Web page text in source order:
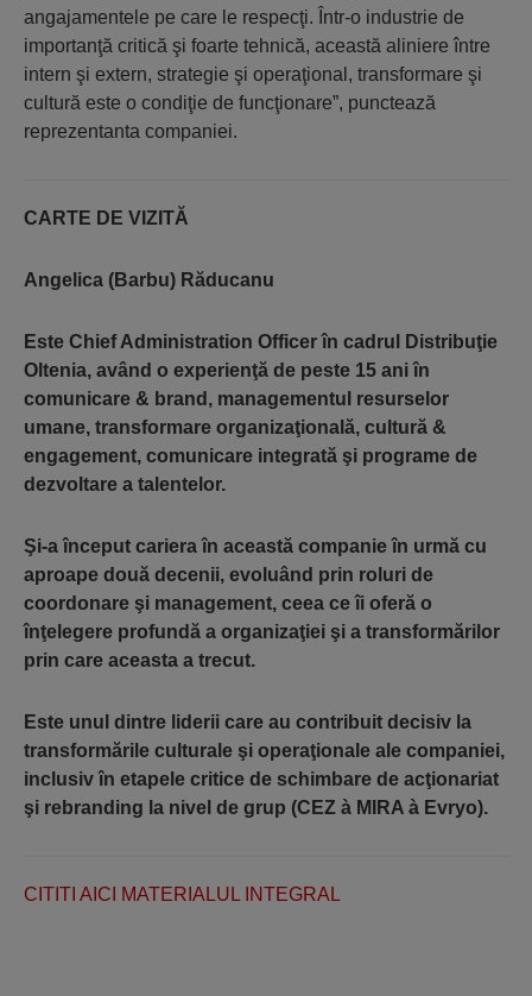
angajamentele pe care le respecţi. Într-o industrie de
importanţă critică şi foarte tehnică, această aliniere între
intern şi extern, strategie şi operaţional, transformare şi
cultură este o condiţie de funcţionare”, punctează
reprezentanta companiei.
CARTE DE VIZITĂ
Angelica (Barbu) Răducanu
Este Chief Administration Officer în cadrul Distribuţie
Oltenia, având o experienţă de peste 15 ani în
comunicare & brand, managementul resurselor
umane, transformare organizaţională, cultură &
engagement, comunicare integrată şi programe de
dezvoltare a talentelor.
Şi-a început cariera în această companie în urmă cu
aproape două decenii, evoluând prin roluri de
coordonare şi management, ceea ce îi oferă o
înţelegere profundă a organizaţiei şi a transformărilor
prin care aceasta a trecut.
Este unul dintre liderii care au contribuit decisiv la
transformările culturale şi operaţionale ale companiei,
inclusiv în etapele critice de schimbare de acţionariat
şi rebranding la nivel de grup (CEZ à MIRA à Evryo).
CITITI AICI MATERIALUL INTEGRAL